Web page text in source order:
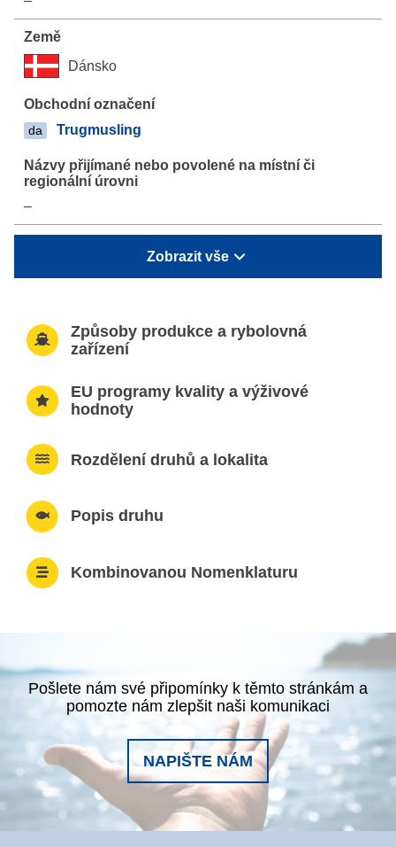
Dánsko
da Trugmusling
–
Zobrazit vše
Způsoby produkce a rybolovná
zařízení
EU programy kvality a výživové
hodnoty
Rozdělení druhů a lokalita
Popis druhu
Kombinovanou Nomenklaturu
Pošlete nám své připomínky k těmto stránkám a
pomozte nám zlepšit naši komunikaci
NAPIŠTE NÁM